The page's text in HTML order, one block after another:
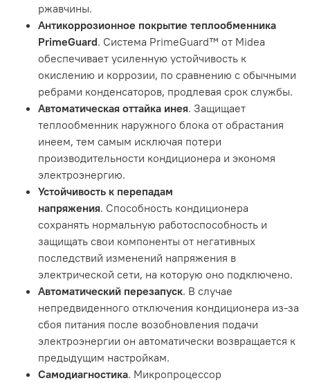
ржавчины.
Антикоррозионное покрытие теплообменника
PrimeGuard. Система PrimeGuard™ от Midea
обеспечивает усиленную устойчивость к
окислению и коррозии, по сравнению с обычными
ребрами конденсаторов, продлевая срок службы.
Автоматическая оттайка инея. Защищает
теплообменник наружного блока от обрастания
инеем, тем самым исключая потери
производительности кондиционера и экономя
электроэнергию.
Устойчивость к перепадам
напряжения. Способность кондиционера
сохранять нормальную работоспособность и
защищать свои компоненты от негативных
последствий изменений напряжения в
электрической сети, на которую оно подключено.
Автоматический перезапуск. В случае
непредвиденного отключения кондиционера из-за
сбоя питания после возобновления подачи
электроэнергии он автоматически возвращается к
предыдущим настройкам.
Самодиагностика. Микропроцессор